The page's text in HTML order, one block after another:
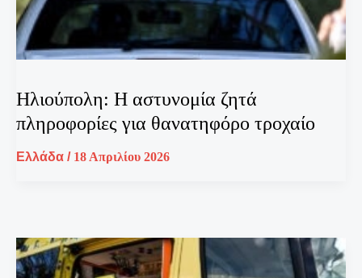
Ηλιούπολη: Η αστυνομία ζητά
πληροφορίες για θανατηφόρο τροχαίο
Ελλάδα / 18 Απριλίου 2026